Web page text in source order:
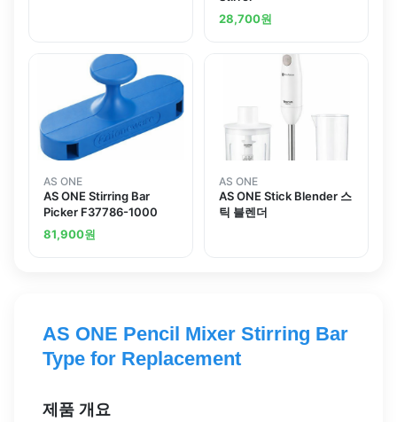
28,700원
AS ONE
AS ONE Stirring Bar
Picker F37786-1000
81,900원
AS ONE
AS ONE Stick Blender 스
틱 블렌더
AS ONE Pencil Mixer Stirring Bar
Type for Replacement
제품 개요